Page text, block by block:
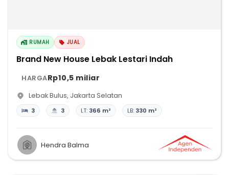
RUMAH JUAL
Brand New House Lebak Lestari Indah
HARGARp10,5 miliar
Lebak Bulus, Jakarta Selatan
3 3 LT: 366 m² LB: 330 m²
Hendra Balma